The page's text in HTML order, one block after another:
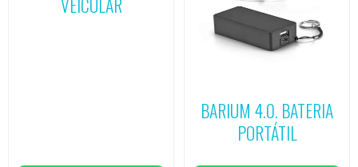
BARIUM 4.0. BATERIA
PORTÁTIL